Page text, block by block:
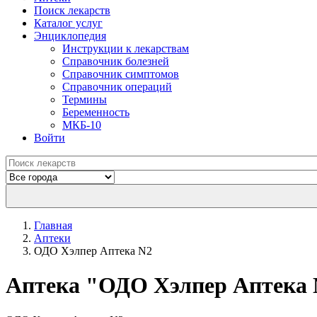
Поиск лекарств
Каталог услуг
Энциклопедия
Инструкции к лекарствам
Справочник болезней
Справочник симптомов
Справочник операций
Термины
Беременность
МКБ-10
Войти
Главная
Аптеки
ОДО Хэлпер Аптека N2
Aптека "ОДО Хэлпер Аптека